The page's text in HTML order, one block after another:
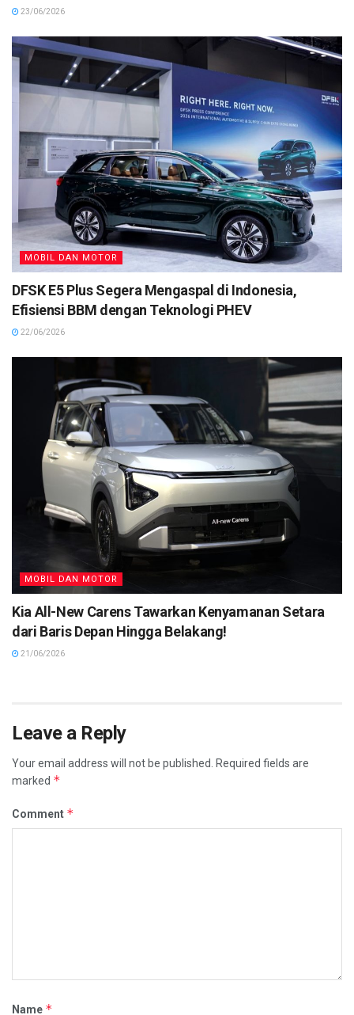
23/06/2026
MOBIL DAN MOTOR
DFSK E5 Plus Segera Mengaspal di Indonesia,
Efisiensi BBM dengan Teknologi PHEV
22/06/2026
MOBIL DAN MOTOR
Kia All-New Carens Tawarkan Kenyamanan Setara
dari Baris Depan Hingga Belakang!
21/06/2026
Leave a Reply
Your email address will not be published. Required fields are
marked *
Comment *
Name *